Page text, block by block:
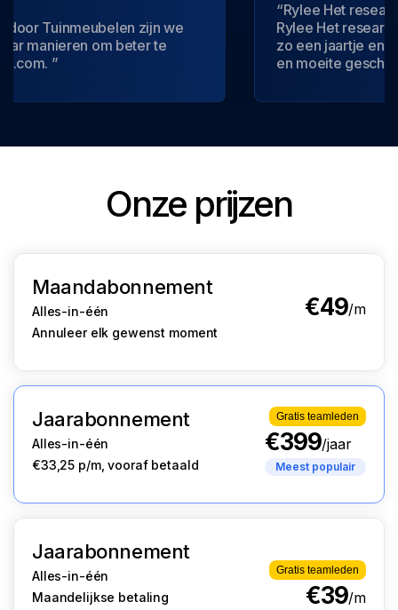
beter te
“Rylee Het research product,
Rylee Het research product, Ik heb rylee nu
zo een jaartje en het heeft mij
en moeite gescheeld. Daarbij is het personeel
Kortom top service!”
Onze prijzen
Maandabonnement
Alles-in-één
Annuleer elk gewenst moment
€49/m
Jaarabonnement
Alles-in-één
€33,25 p/m, vooraf betaald
Gratis teamleden
€399/jaar
Meest populair
Jaarabonnement
Alles-in-één
Maandelijkse betaling
Gratis teamleden
€39/m